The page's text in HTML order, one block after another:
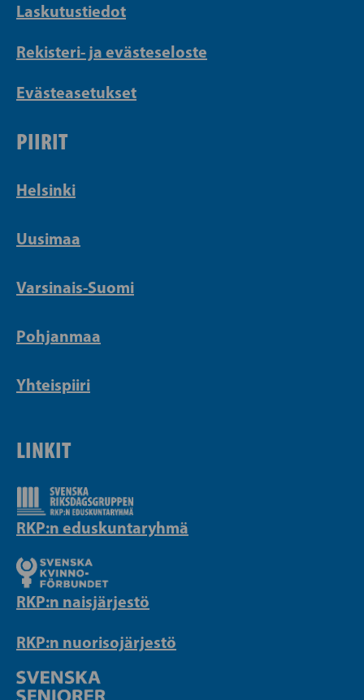
Laskutustiedot
Rekisteri- ja evästeseloste
Evästeasetukset
PIIRIT
Helsinki
Uusimaa
Varsinais-Suomi
Pohjanmaa
Yhteispiiri
LINKIT
RKP:n eduskuntaryhmä
RKP:n naisjärjestö
RKP:n nuorisojärjestö